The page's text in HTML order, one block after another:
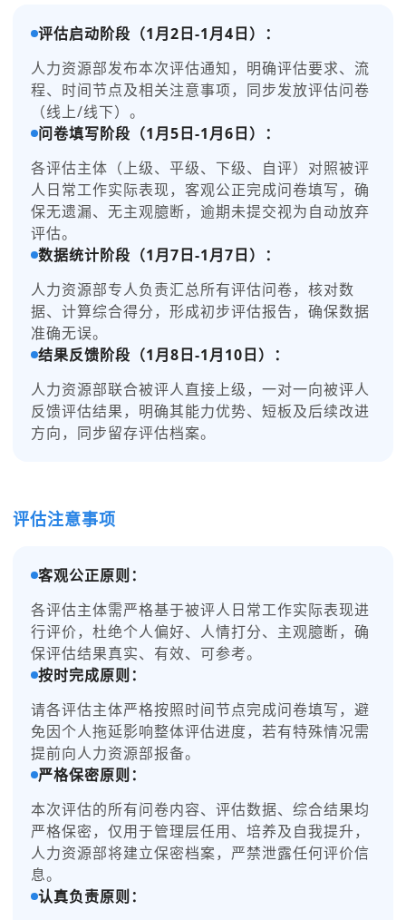
评估启动阶段（1月2日-1月4日）：
人力资源部发布本次评估通知，明确评估要求、流
程、时间节点及相关注意事项，同步发放评估问卷
（线上/线下）。
问卷填写阶段（1月5日-1月6日）：
各评估主体（上级、平级、下级、自评）对照被评
人日常工作实际表现，客观公正完成问卷填写，确
保无遗漏、无主观臆断，逾期未提交视为自动放弃
评估。
数据统计阶段（1月7日-1月7日）：
人力资源部专人负责汇总所有评估问卷，核对数
据、计算综合得分，形成初步评估报告，确保数据
准确无误。
结果反馈阶段（1月8日-1月10日）：
人力资源部联合被评人直接上级，一对一向被评人
反馈评估结果，明确其能力优势、短板及后续改进
方向，同步留存评估档案。
评估注意事项
客观公正原则：
各评估主体需严格基于被评人日常工作实际表现进
行评价，杜绝个人偏好、人情打分、主观臆断，确
保评估结果真实、有效、可参考。
按时完成原则：
请各评估主体严格按照时间节点完成问卷填写，避
免因个人拖延影响整体评估进度，若有特殊情况需
提前向人力资源部报备。
严格保密原则：
本次评估的所有问卷内容、评估数据、综合结果均
严格保密，仅用于管理层任用、培养及自我提升，
人力资源部将建立保密档案，严禁泄露任何评价信
息。
认真负责原则：